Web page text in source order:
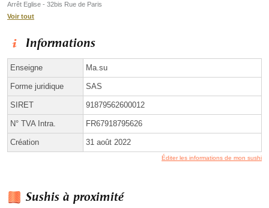
Arrêt Eglise - 32bis Rue de Paris
Voir tout
Informations
Enseigne Ma.su
Forme juridique SAS
SIRET 91879562600012
N° TVA Intra. FR67918795626
Création 31 août 2022
Éditer les informations de mon sushi
Sushis à proximité